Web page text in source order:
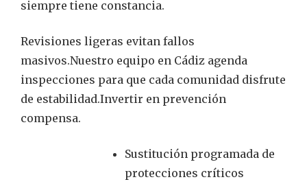
siempre tiene constancia.
Revisiones ligeras evitan fallos
masivos.Nuestro equipo en Cádiz agenda
inspecciones para que cada comunidad disfrute
de estabilidad.Invertir en prevención
compensa.
Sustitución programada de
protecciones críticos